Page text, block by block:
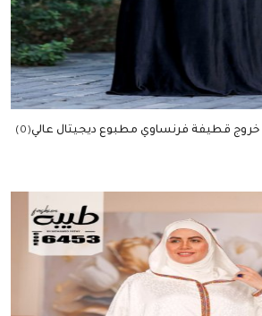
قطيفة فرنساوي مطبوع ديجيتال عالي(0)